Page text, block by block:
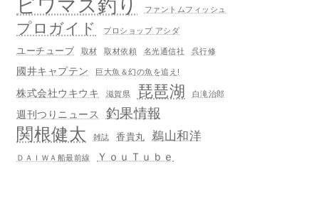
ビワマス釣り ファントムフィッシュ
プロガイド プロショップ アシダ
ユーチューブ 取材 取材依頼 名光通信社 呉行修
國井キャプテン 巨大魚＆幻の魚を追え!
株式会社ウキウキ 滋賀県 琵琶湖 白滝治郎
週刊つりニュース 釣果情報
関根健太 雑誌 香貴丸 鵜山和洋
ＤＡＩＷＡ船最前線 ＹｏｕＴｕｂｅ